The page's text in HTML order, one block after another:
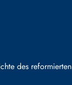
des reformierten